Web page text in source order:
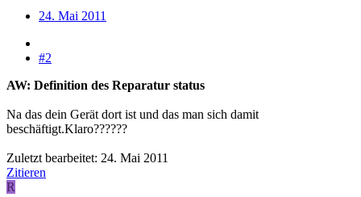
24. Mai 2011
#2
AW: Definition des Reparatur status
Na das dein Gerät dort ist und das man sich damit
beschäftigt.Klaro??????
Zuletzt bearbeitet: 24. Mai 2011
Zitieren
R